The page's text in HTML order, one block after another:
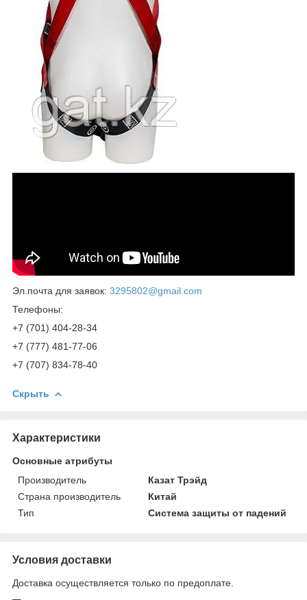
Эл.почта для заявок: 3295802@gmail.com
Телефоны:
+7 (701) 404-28-34
+7 (777) 481-77-06
+7 (707) 834-78-40
Скрыть
Характеристики
Основные атрибуты
Производитель
Казат Трэйд
Страна производитель
Китай
Тип
Система защиты от падений
Условия доставки
Доставка осуществляется только по предоплате.